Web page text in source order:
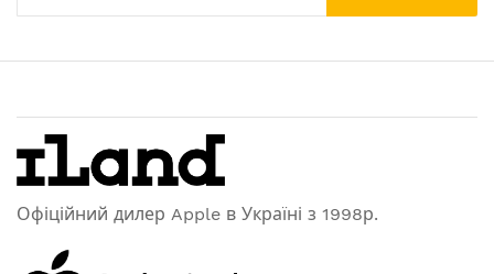
Офіційний дилер Apple в Україні з 1998р.